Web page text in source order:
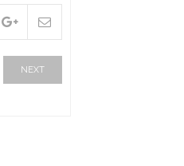
NEXT